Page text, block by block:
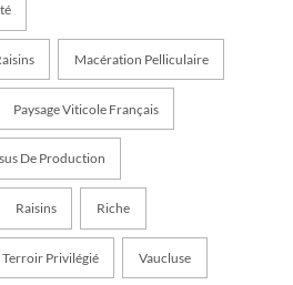
Macération Pelliculaire
Paysage Viticole Français
De Production
Raisins Riche
Terroir Privilégié Vaucluse